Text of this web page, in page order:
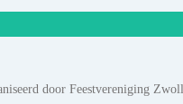
door Feestvereniging